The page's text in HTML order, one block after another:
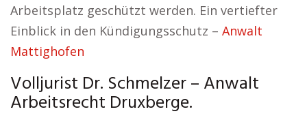
Arbeitsplatz geschützt werden. Ein vertiefter
Einblick in den Kündigungsschutz – Anwalt
Mattighofen
Volljurist Dr. Schmelzer – Anwalt
Arbeitsrecht Druxberge.